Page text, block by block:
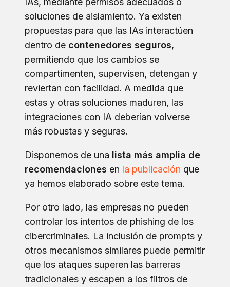
soluciones de aislamiento. Ya existen
propuestas para que las IAs interactúen
dentro de contenedores seguros,
permitiendo que los cambios se
compartimenten, supervisen, detengan y
reviertan con facilidad. A medida que
estas y otras soluciones maduren, las
integraciones con IA deberían volverse
más robustas y seguras.
Disponemos de una lista más amplia de
recomendaciones en la publicación que
ya hemos elaborado sobre este tema.
Por otro lado, las empresas no pueden
controlar los intentos de phishing de los
cibercriminales. La inclusión de prompts y
otros mecanismos similares puede permitir
que los ataques superen las barreras
tradicionales y escapen a los filtros de